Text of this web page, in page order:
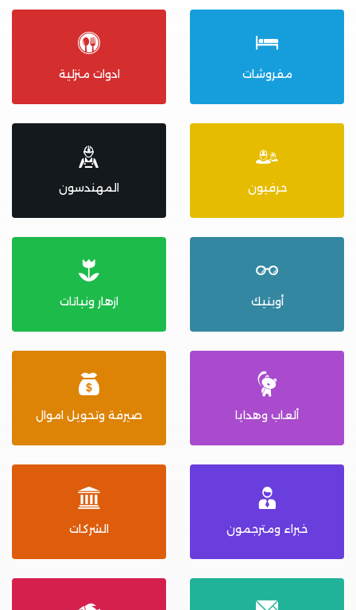
مفروشات ادوات منزلية
حرفيون المهندسون
أوبتيك ازهار ونباتات
ألعاب وهدايا صيرفة وتحويل اموال
خبراء ومترجمون الشركات